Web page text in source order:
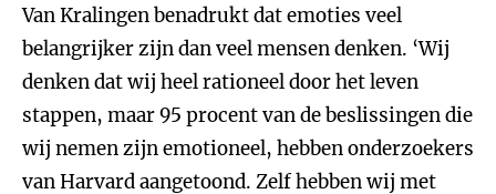
Van Kralingen benadrukt dat emoties veel
belangrijker zijn dan veel mensen denken. ‘Wij
denken dat wij heel rationeel door het leven
stappen, maar 95 procent van de beslissingen die
wij nemen zijn emotioneel, hebben onderzoekers
van Harvard aangetoond. Zelf hebben wij met